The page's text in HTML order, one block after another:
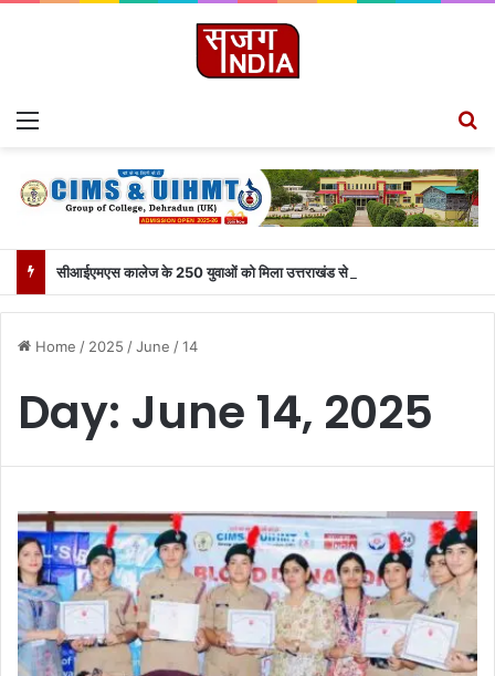
सीआईएमएस कालेज के 250 युवाओं को मिला उत्तराखंड से लाइव जुड़ने का मौका
Home / 2025 /June /14
Day: June 14, 2025